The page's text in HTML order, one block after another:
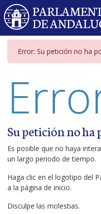
Página de
Error: Su petición no ha
Su petición no ha
Es posible que no haya
un largo periodo de tiempo.
Haga clic en el logotipo del
a la página de inicio.
Disculpe las molestias.